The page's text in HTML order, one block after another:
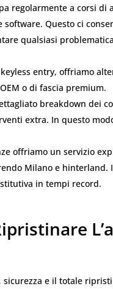
regolarmente a corsi di
Questo ci
qualsiasi
entry, offriamo
o di fascia premium.
breakdown dei
extra. In questo
offriamo un servizio
Milano e hinterland.
in tempi record.
e il totale